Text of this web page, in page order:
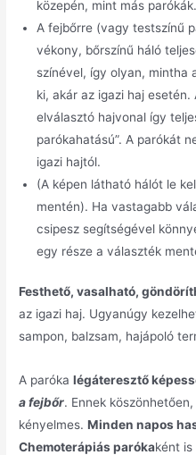
közepén, mint más parókák.
A fejbőrre (vagy testszínű
vékony, bőrszínű háló
színével, így olyan, mintha
ki, akár az igazi haj
elválasztó hajvonal így
parókahatású”. A parókát
igazi hajtól.
(A képen látható hálót le
mentén). Ha vastagabb
csipesz segítségével
egy része a választék
Festhető, vasalható,
az igazi haj. Ugyanúgy
sampon, balzsam, hajápoló
A parókalégáteresztő
a fejbőr. Ennek
kényelmes.Minden napos
Chemoterápiás parókaként is